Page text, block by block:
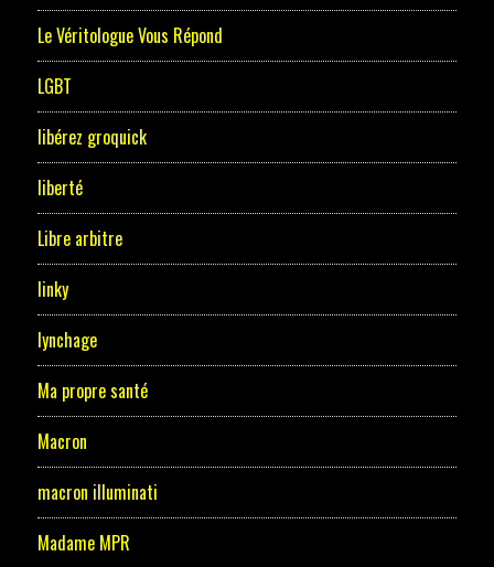
Le Véritologue Vous Répond
LGBT
libérez groquick
liberté
Libre arbitre
linky
lynchage
Ma propre santé
Macron
macron illuminati
Madame MPR